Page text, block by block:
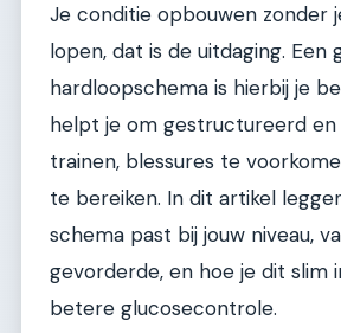
Je conditie opbouwen zonder
lopen, dat is de uitdaging. Een
hardloopschema is hierbij je
helpt je om gestructureerd en
trainen, blessures te
te bereiken. In dit artikel
schema past bij jouw niveau,
gevorderde, en hoe je dit slim
betere glucosecontrole.